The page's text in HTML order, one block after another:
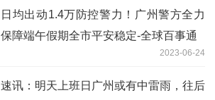
日均出动1.4万防控警力！广州警方全力
保障端午假期全市平安稳定-全球百事通
2023-06-24
速讯：明天上班日广州或有中雷雨，往后